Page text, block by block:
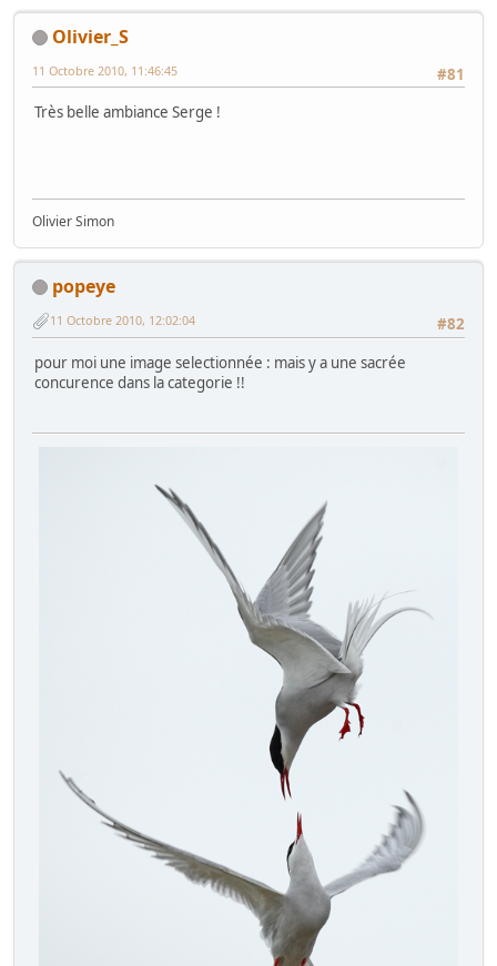
Olivier_S
#81
11 Octobre 2010, 11:46:45
Très belle ambiance Serge !
Olivier Simon
popeye
#82
11 Octobre 2010, 12:02:04
pour moi une image selectionnée : mais y a une sacrée
concurence dans la categorie !!